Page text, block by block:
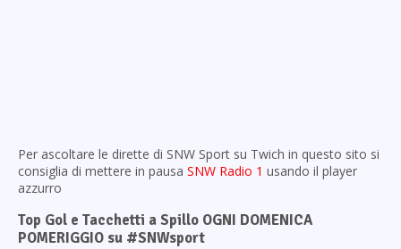
Per ascoltare le dirette di SNW Sport su Twich in questo sito si
consiglia di mettere in pausa SNW Radio 1 usando il player
azzurro
Top Gol e Tacchetti a Spillo OGNI DOMENICA
POMERIGGIO su #SNWsport